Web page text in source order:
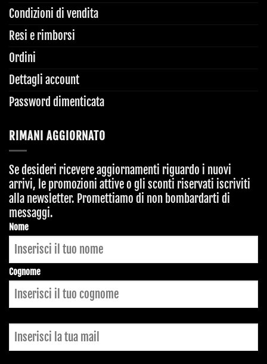
Condizioni di vendita
Resi e rimborsi
Ordini
Dettagli account
Password dimenticata
RIMANI AGGIORNATO
Se desideri ricevere aggiornamenti riguardo i nuovi
arrivi, le promozioni attive o gli sconti riservati iscriviti
alla newsletter. Promettiamo di non bombardarti di
messaggi.
Nome
Cognome